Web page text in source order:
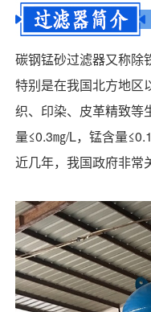
碳钢锰砂过滤器又称除
特别是在我国北方地区
织、印染、皮革精致等
量≤0.3㎎/L，锰含量
近几年，我国政府非常